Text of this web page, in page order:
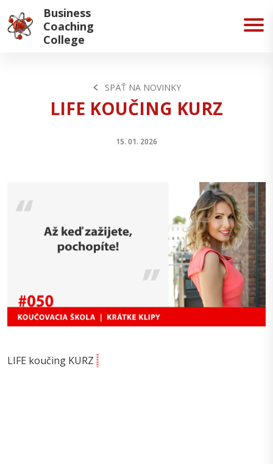
Business
Coaching
College
SPÄŤ NA NOVINKY
LIFE KOUČING KURZ
15. 01. 2026
LIFE koučing KURZ